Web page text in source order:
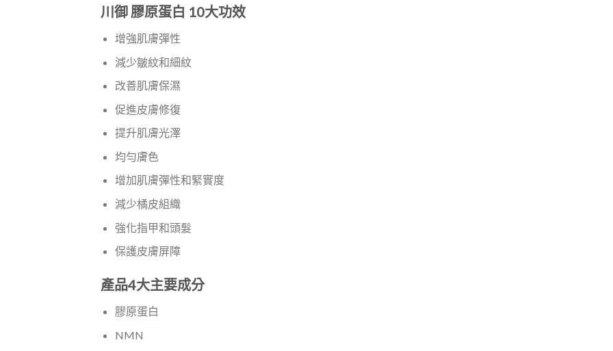
川御 膠原蛋白 10大功效
增強肌膚彈性
減少皺紋和細紋
改善肌膚保濕
促進皮膚修復
提升肌膚光澤
均勻膚色
增加肌膚彈性和緊實度
減少橘皮組織
強化指甲和頭髮
保護皮膚屏障
產品4大主要成分
膠原蛋白
NMN